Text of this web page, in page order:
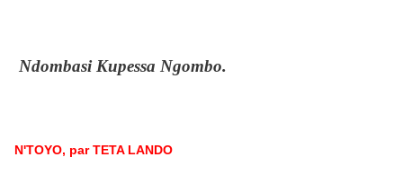
Ndombasi Kupessa Ngombo.
N'TOYO, par TETA LANDO